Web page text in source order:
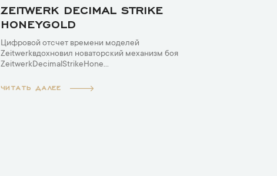
ZEITWERK DECIMAL STRIKE
HONEYGOLD
Цифровой отсчет времени моделей
Zeitwerkвдохновил новаторский механизм боя
ZeitwerkDecimalStrikeHone...
ЧИТАТЬ ДАЛЕЕ